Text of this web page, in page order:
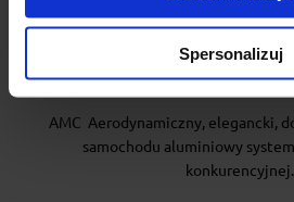
Spersonalizuj
Bagażnik dachowy AMC
AMC Aerodynamiczny, elegancki,
samochodu aluminiowy